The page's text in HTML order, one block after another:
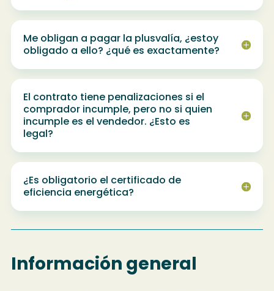
Me obligan a pagar la plusvalía, ¿estoy
obligado a ello? ¿qué es exactamente?
El contrato tiene penalizaciones si el
comprador incumple, pero no si quien
incumple es el vendedor. ¿Esto es
legal?
¿Es obligatorio el certificado de
eficiencia energética?
Información general